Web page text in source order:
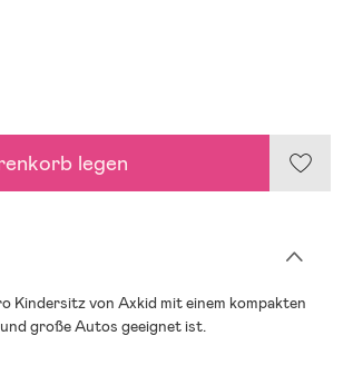
legen
Kindersitz von Axkid mit einem kompakten
große Autos geeignet ist.